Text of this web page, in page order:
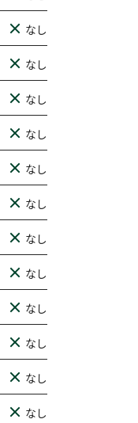
なし
なし
なし
なし
なし
なし
なし
なし
なし
なし
なし
なし